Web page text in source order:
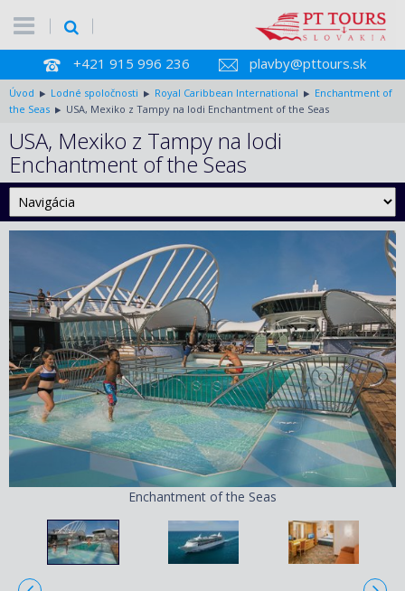
+421 915 996 236 plavby@pttours.sk
Úvod Lodné spoločnosti Royal Caribbean International
Enchantment of
the Seas
USA, Mexiko z Tampy na lodi Enchantment of the Seas
USA, Mexiko z Tampy na lodi
Enchantment of the Seas
Enchantment of the Seas